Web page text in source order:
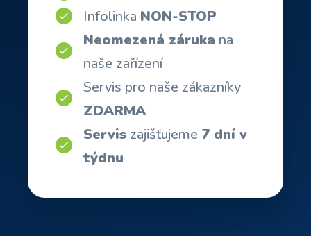
Infolinka NON-STOP
Neomezená záruka na
naše zařízení
Servis pro naše zákazníky
ZDARMA
Servis zajišťujeme 7 dní v
týdnu